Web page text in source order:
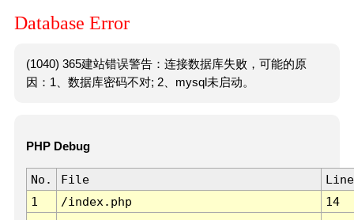
Database Error
(1040) 365建站错误警告：连接数据库失败，可能的原
因：1、数据库密码不对; 2、mysql未启动。
PHP Debug
No. File
Line
1
/index.php 14